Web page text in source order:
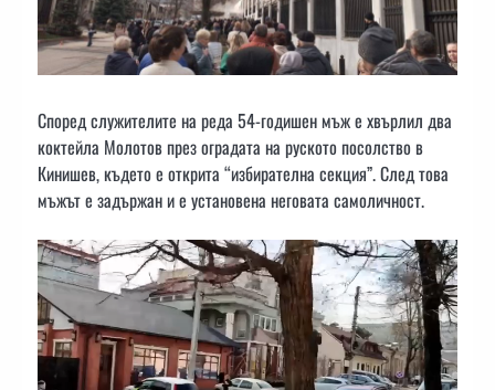
Според служителите на реда 54-годишен мъж е хвърлил два
коктейла Молотов през оградата на руското посолство в
Кинишев, където е открита “избирателна секция”. След това
мъжът е задържан и е установена неговата самоличност.